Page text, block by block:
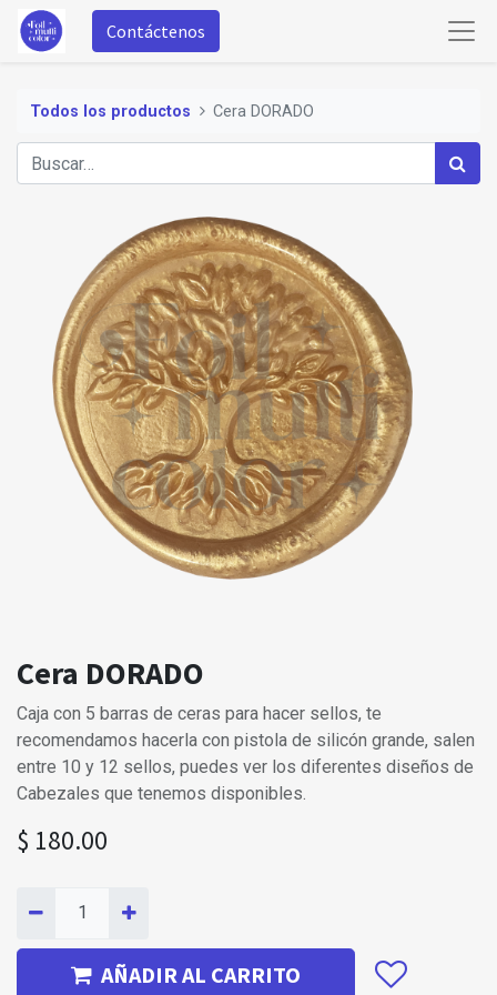
Contáctenos
Todos los productos Cera DORADO
Cera DORADO
Caja con 5 barras de ceras para hacer sellos, te
recomendamos hacerla con pistola de silicón grande, salen
entre 10 y 12 sellos, puedes ver los diferentes diseños de
Cabezales que tenemos disponibles.
$ 180.00
AÑADIR AL CARRITO